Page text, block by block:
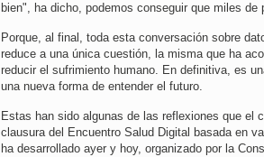
bien", ha dicho, podemos conseguir que miles
Porque, al final, toda esta conversación sobre
reduce a una única cuestión, la misma que ha
reducir el sufrimiento humano. En definitiva, es
una nueva forma de entender el futuro.
Estas han sido algunas de las reflexiones que el
clausura del Encuentro Salud Digital basada en
ha desarrollado ayer y hoy, organizado por la